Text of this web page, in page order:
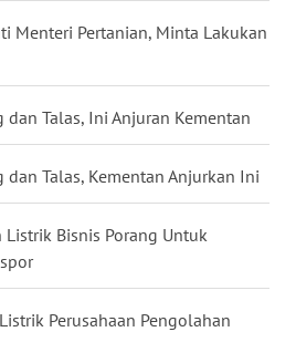
Menteri Pertanian, Minta Lakukan
dan Talas, Ini Anjuran Kementan
dan Talas, Kementan Anjurkan Ini
Bisnis Porang Untuk
Perusahaan Pengolahan